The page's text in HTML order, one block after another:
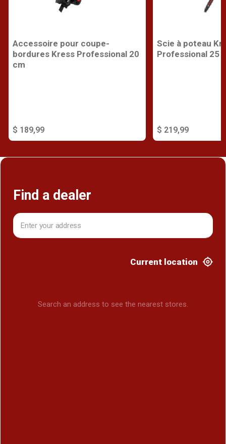
Accessoire pour coupe-
bordures Kress Professional 20
cm
$ 189,99
Scie à poteau
Professional 25
$ 219,99
Find a dealer
Current location
Search an address to see the nearest stores.